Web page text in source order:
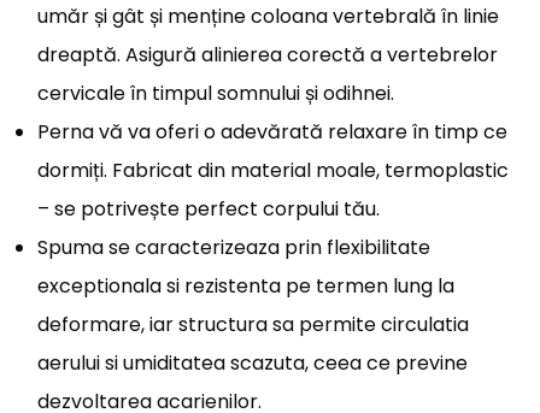
umăr și gât și menține coloana vertebrală în linie
dreaptă. Asigură alinierea corectă a vertebrelor
cervicale în timpul somnului și odihnei.
Perna vă va oferi o adevărată relaxare în timp ce
dormiți. Fabricat din material moale, termoplastic
– se potrivește perfect corpului tău.
Spuma se caracterizeaza prin flexibilitate
exceptionala si rezistenta pe termen lung la
deformare, iar structura sa permite circulatia
aerului si umiditatea scazuta, ceea ce previne
dezvoltarea acarienilor.